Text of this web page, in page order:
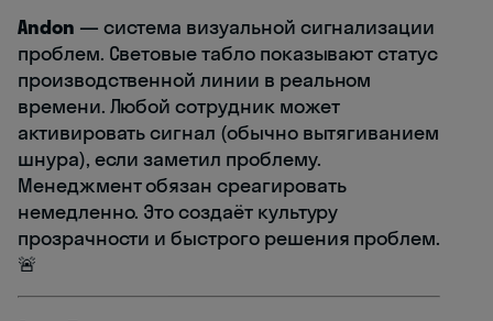
Andon — система визуальной сигнализации
проблем. Световые табло показывают статус
производственной линии в реальном
времени. Любой сотрудник может
активировать сигнал (обычно вытягиванием
шнура), если заметил проблему.
Менеджмент обязан среагировать
немедленно. Это создаёт культуру
прозрачности и быстрого решения проблем.
🚨